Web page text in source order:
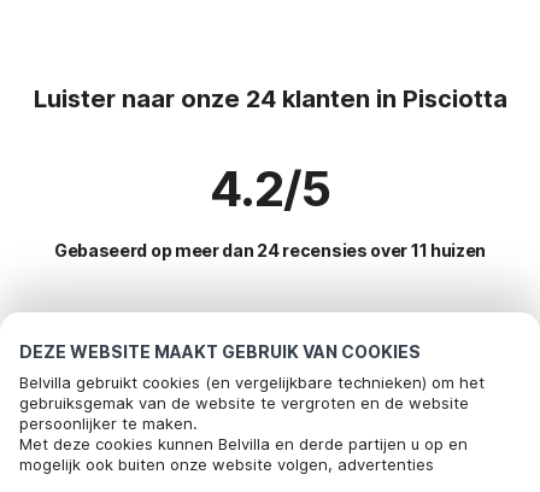
DEZE WEBSITE MAAKT GEBRUIK VAN COOKIES
Belvilla gebruikt cookies (en vergelijkbare technieken) om het
gebruiksgemak van de website te vergroten en de website
persoonlijker te maken.
Met deze cookies kunnen Belvilla en derde partijen u op en
mogelijk ook buiten onze website volgen, advertenties
Luister naar onze 24 klanten in Pisciotta
4.2/5
Gebaseerd op meer dan 24 recensies over 11 huizen
Meest populaire bestemmingen voor
vakantie
Top steden met top voorzieningen voor vakantie
Vakantie met hond - Huisdiervriendelijke vakantiehuizen capo-dorso
Populaire voorzieningen voor vakantie in Pisciotta